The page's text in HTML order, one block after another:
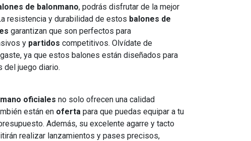
de balonmano, podrás disfrutar de la mejor
resistencia y durabilidad de estos balones de
garantizan que son perfectos para
y partidos competitivos. Olvídate de
ya que estos balones están diseñados para
del juego diario.
oficiales no solo ofrecen una calidad
están en oferta para que puedas equipar a tu
Además, su excelente agarre y tacto
realizar lanzamientos y pases precisos,